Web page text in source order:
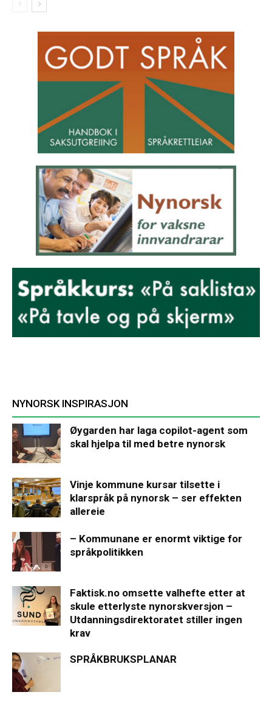
NYNORSK INSPIRASJON
Øygarden har laga copilot-agent som
skal hjelpa til med betre nynorsk
Vinje kommune kursar tilsette i
klarspråk på nynorsk – ser effekten
allereie
– Kommunane er enormt viktige for
språkpolitikken
Faktisk.no omsette valhefte etter at
skule etterlyste nynorskversjon –
Utdanningsdirektoratet stiller ingen
krav
SPRÅKBRUKSPLANAR